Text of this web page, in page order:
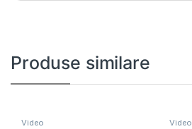
Produse similare
Video Video